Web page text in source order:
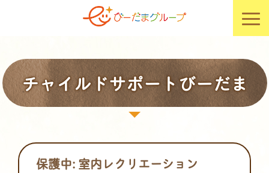
チャイルドサポートびーだま
保護中: 室内レクリエーション